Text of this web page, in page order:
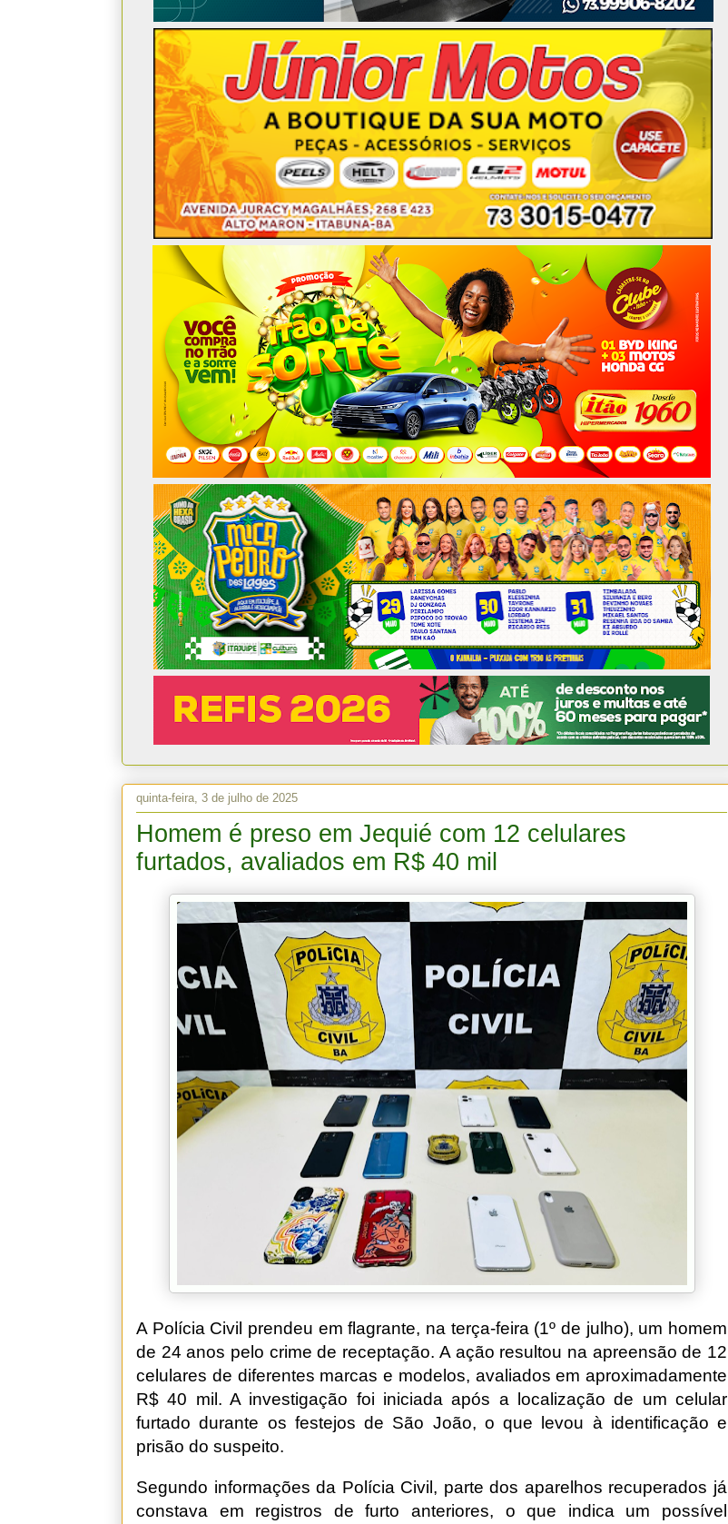
quinta-feira, 3 de julho de 2025
Homem é preso em Jequié com 12 celulares
furtados, avaliados em R$ 40 mil
A Polícia Civil prendeu em flagrante, na terça-feira (1º de julho), um homem
de 24 anos pelo crime de receptação. A ação resultou na apreensão de 12
celulares de diferentes marcas e modelos, avaliados em aproximadamente
R$ 40 mil. A investigação foi iniciada após a localização de um celular
furtado durante os festejos de São João, o que levou à identificação e
prisão do suspeito.
Segundo informações da Polícia Civil, parte dos aparelhos recuperados já
constava em registros de furto anteriores, o que indica um possível